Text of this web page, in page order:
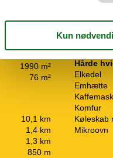
1990 m²
76 m²
10,1 km
1,4 km
1,3 km
850 m
Energi /
Hårde
Elkedel
Emhætte
Komfur
Køleskab
Mikroovn